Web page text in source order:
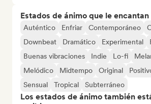
Estados de ánimo que le encantan
Auténtico Enfriar Contemporáneo
Downbeat
Dramático Experimental
Buenas vibraciones
Indie Lo-fi
Melódico
Midtempo Original
Sensual
Tropical Subterráneo
Los estados de ánimo también